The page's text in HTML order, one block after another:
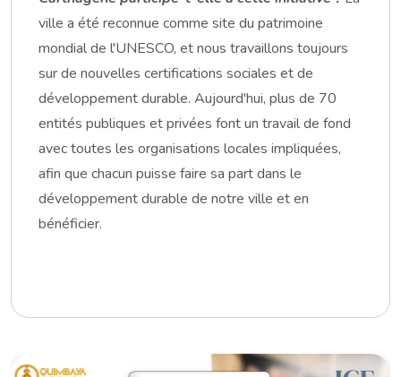
ville a été reconnue comme site du patrimoine
mondial de l'UNESCO, et nous travaillons toujours
sur de nouvelles certifications sociales et de
développement durable. Aujourd'hui, plus de 70
entités publiques et privées font un travail de fond
avec toutes les organisations locales impliquées,
afin que chacun puisse faire sa part dans le
développement durable de notre ville et en
bénéficier.